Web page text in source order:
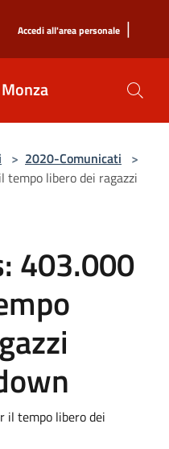
Accedi all'area personale |
> 2020-Comunicati >
tempo libero dei ragazzi
403.000
il tempo libero dei